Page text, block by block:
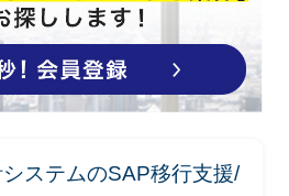
の定義見直し、新コード追加検
登録・更新運用の見直し
ールの検討・新ルール策定支
、上記に付随する業務
ステムのSAP移行支援/